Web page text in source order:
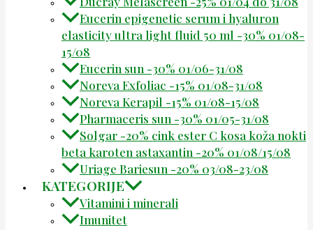
Eucerin epigenetic serum i hyaluron
elasticity ultra light fluid 50 ml -30% 01/08-
15/08
Eucerin sun -30% 01/06-31/08
Noreva Exfoliac -15% 01/08-31/08
Noreva Kerapil -15% 01/08-15/08
Pharmaceris sun -30% 01/05-31/08
Solgar -20% cink ester C kosa koža nokti
beta karoten astaxantin -20% 01/08/15/08
Uriage Bariesun -20% 03/08-23/08
KATEGORIJE
Vitamini i minerali
Imunitet